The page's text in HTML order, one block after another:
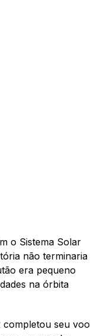
o Sistema Solar
não terminaria
era pequeno
na órbita
completou seu voo